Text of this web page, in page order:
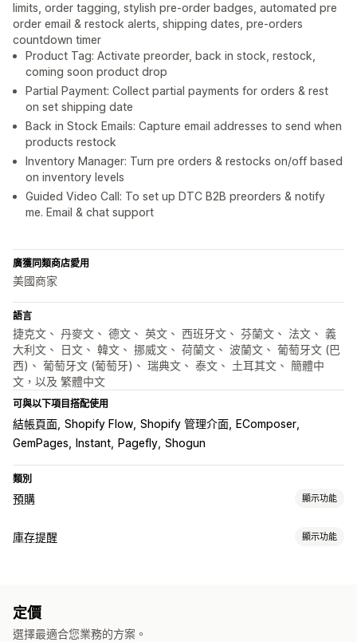
limits, order tagging, stylish pre-order badges, automated pre
order email & restock alerts, shipping dates, pre-orders
countdown timer
Product Tag: Activate preorder, back in stock, restock,
coming soon product drop
Partial Payment: Collect partial payments for orders & rest
on set shipping date
Back in Stock Emails: Capture email addresses to send when
products restock
Inventory Manager: Turn pre orders & restocks on/off based
on inventory levels
Guided Video Call: To set up DTC B2B preorders & notify
me. Email & chat support
廣獲同類商店愛用
美國商家
語言
捷克文、 丹麥文、 德文、 英文、 西班牙文、 芬蘭文、 法文、 義
大利文、 日文、 韓文、 挪威文、 荷蘭文、 波蘭文、 葡萄牙文 (巴
西)、 葡萄牙文 (葡萄牙)、 瑞典文、 泰文、 土耳其文、 簡體中
文，以及 繁體中文
可與以下項目搭配使用
結帳頁面 Shopify Flow Shopify 管理介面
EComposer
GemPages
Instant Pagefly Shogun
類別
預購 顯示功能
訂單類型
按鈕
電子郵件通知 訂單限制
庫存提醒 顯示功能
定價
選擇最適合您業務的方案。